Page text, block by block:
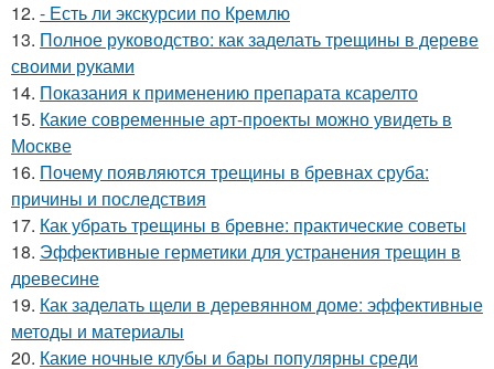
12. - Есть ли экскурсии по Кремлю
13. Полное руководство: как заделать трещины в дереве
своими руками
14. Показания к применению препарата ксарелто
15. Какие современные арт-проекты можно увидеть в
Москве
16. Почему появляются трещины в бревнах сруба:
причины и последствия
17. Как убрать трещины в бревне: практические советы
18. Эффективные герметики для устранения трещин в
древесине
19. Как заделать щели в деревянном доме: эффективные
методы и материалы
20. Какие ночные клубы и бары популярны среди